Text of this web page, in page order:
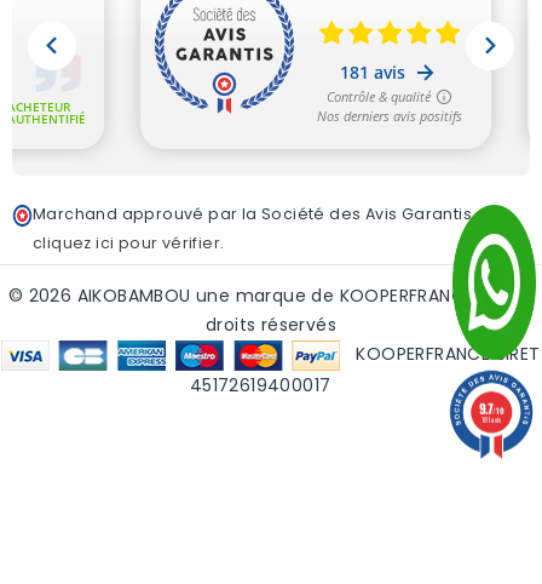
Marchand approuvé par la Société des Avis Garantis,
cliquez ici pour vérifier.
© 2026 AIKOBAMBOU une marque de KOOPERFRANCE - tous
droits réservés
KOOPERFRANCE SIRET
45172619400017
9.7/10
181 avis